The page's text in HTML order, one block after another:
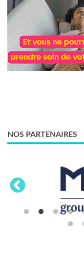
NOS PARTENAIRES